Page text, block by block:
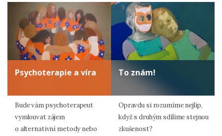
Psychoterapie a víra
Bude vám psychoterapeut
vymlouvat zájem
o alternativní metody nebo
To znám!
Opravdu si rozumíme nejlíp,
když s druhým sdílíme stejnou
zkušenost?